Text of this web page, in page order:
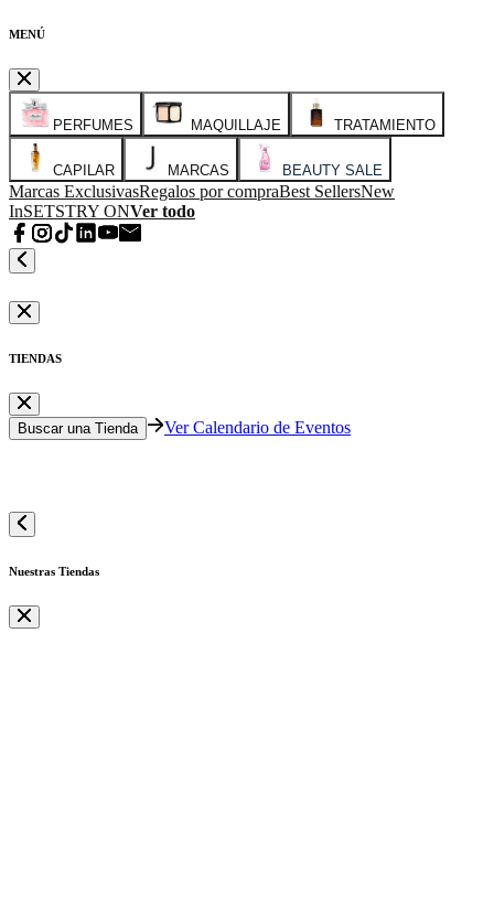
MENÚ
PERFUMES MAQUILLAJE TRATAMIENTO
CAPILAR MARCAS BEAUTY SALE
Marcas ExclusivasRegalos por compraBest SellersNew
InSETSTRY ONVer todo
TIENDAS
Buscar una Tienda Ver Calendario de Eventos
Nuestras Tiendas